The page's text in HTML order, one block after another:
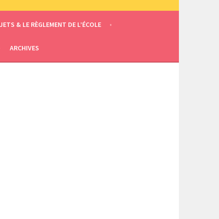
& LE RÈGLEMENT DE L’ÉCOLE
ARCHIVES